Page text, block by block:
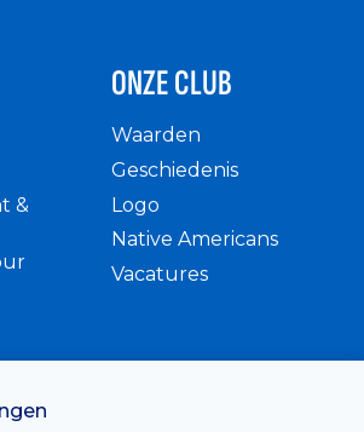
&
ONZE CLUB
Waarden
Geschiedenis
Logo
Native Americans
Vacatures